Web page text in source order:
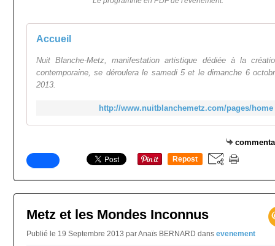
Accueil
Nuit Blanche-Metz, manifestation artistique dédiée à la
contemporaine, se déroulera le samedi 5 et le dimanche 6
2013.
http://www.nuitblanchemetz.com/pages/home
Repost
Metz et les Mondes Inconnus
Publié le 19 Septembre 2013 par Anaïs BERNARD dans evenement